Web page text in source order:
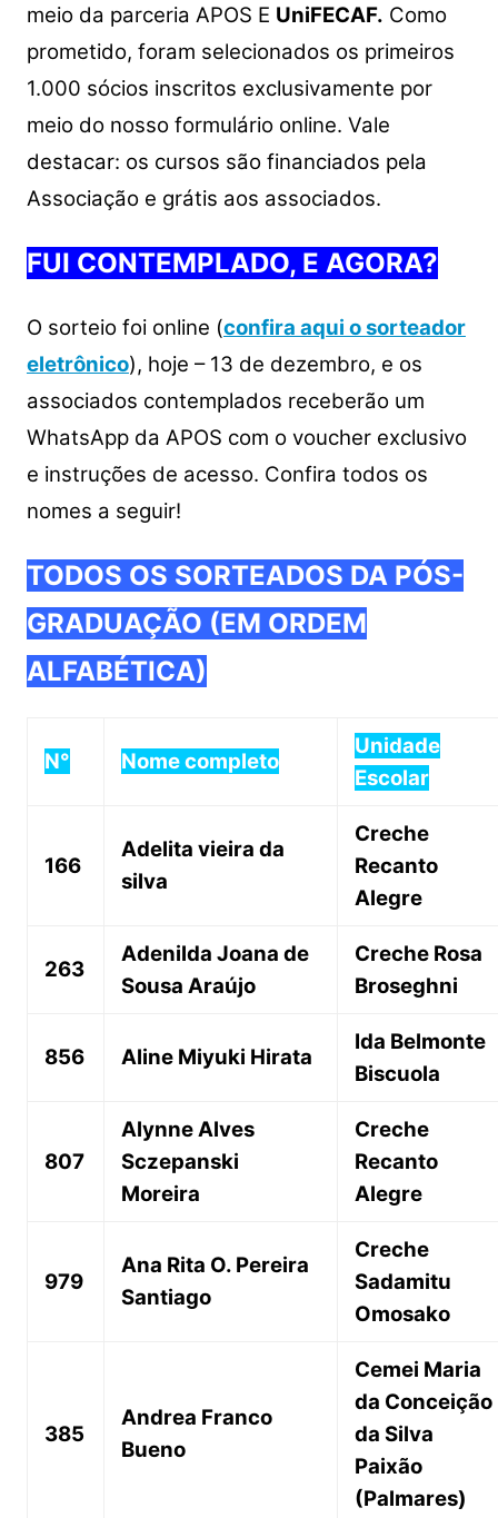
meio da parceria APOS E UniFECAF. Como
prometido, foram selecionados os primeiros
1.000 sócios inscritos exclusivamente por
meio do nosso formulário online. Vale
destacar: os cursos são financiados pela
Associação e grátis aos associados.
FUI CONTEMPLADO, E AGORA?
O sorteio foi online (confira aqui o sorteador
eletrônico), hoje – 13 de dezembro, e os
associados contemplados receberão um
WhatsApp da APOS com o voucher exclusivo
e instruções de acesso. Confira todos os
nomes a seguir!
TODOS OS SORTEADOS DA PÓS-
GRADUAÇÃO (EM ORDEM
ALFABÉTICA)
N° Nome completo
Unidade
Escolar
166
Adelita vieira da
silva
Creche
Recanto
Alegre
263
Adenilda Joana de
Sousa Araújo
Creche Rosa
Broseghni
856 Aline Miyuki Hirata
Ida Belmonte
Biscuola
807
Alynne Alves
Sczepanski
Moreira
Creche
Recanto
Alegre
979
Ana Rita O. Pereira
Santiago
Creche
Sadamitu
Omosako
385
Andrea Franco
Bueno
Cemei Maria
da Conceição
da Silva
Paixão
(Palmares)